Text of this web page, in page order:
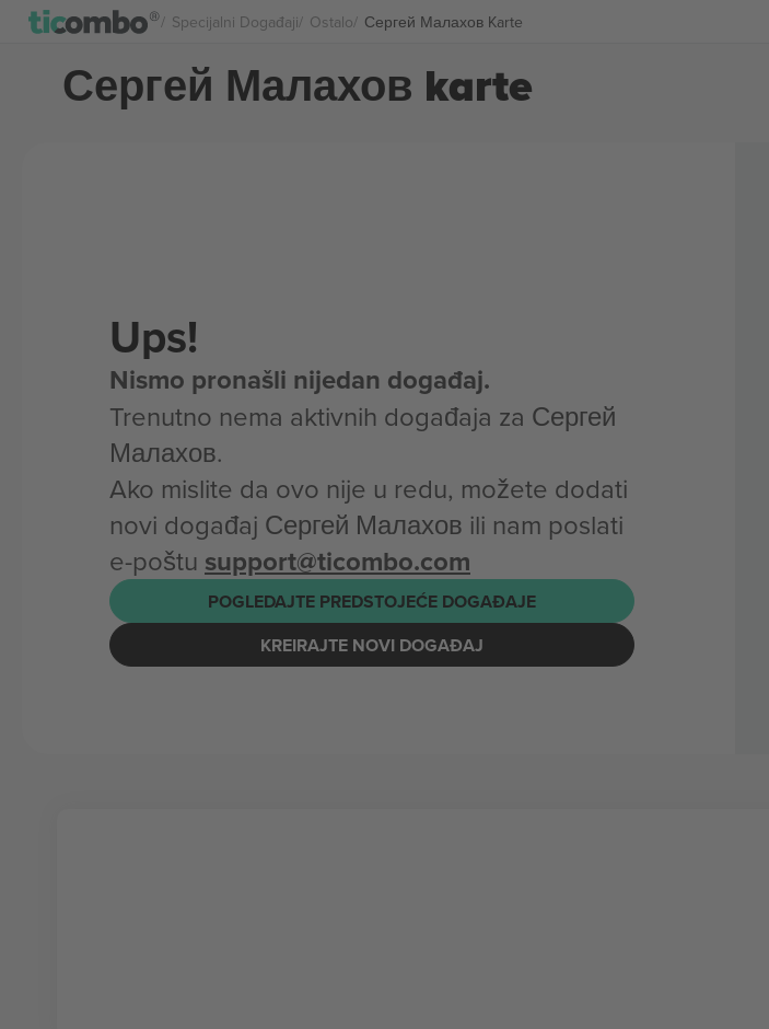
Specijalni Događaji Ostalo Сергей Малахов Karte
Сергей Малахов karte
Ups!
Nismo pronašli nijedan događaj.
Trenutno nema aktivnih događaja za Сергей
Малахов.
Ako mislite da ovo nije u redu, možete dodati
novi događaj Сергей Малахов ili nam poslati
e-poštu support@ticombo.com
POGLEDAJTE PREDSTOJEĆE DOGAĐAJE
KREIRAJTE NOVI DOGAĐAJ